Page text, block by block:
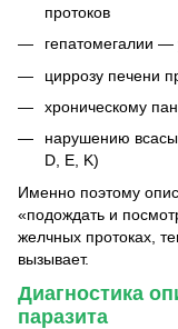
протоков
гепатомегалии
циррозу печени
хроническому
нарушению
D, E, K)
Именно поэтому
«подождать и
желчных протоках,
вызывает.
Диагностика
паразита